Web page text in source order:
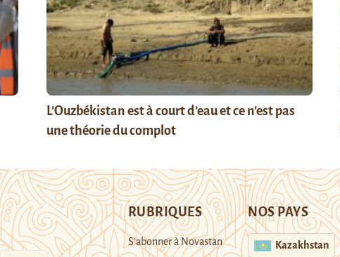
L’Ouzbékistan est à court d’eau et ce n’est pas
une théorie du complot
RUBRIQUES
S’abonner à Novastan
NOS PAYS
Kazakhstan